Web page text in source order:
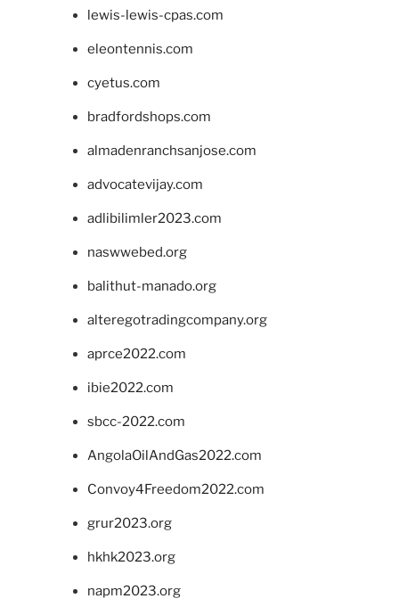
lewis-lewis-cpas.com
eleontennis.com
cyetus.com
bradfordshops.com
almadenranchsanjose.com
advocatevijay.com
adlibilimler2023.com
naswwebed.org
balithut-manado.org
alteregotradingcompany.org
aprce2022.com
ibie2022.com
sbcc-2022.com
AngolaOilAndGas2022.com
Convoy4Freedom2022.com
grur2023.org
hkhk2023.org
napm2023.org